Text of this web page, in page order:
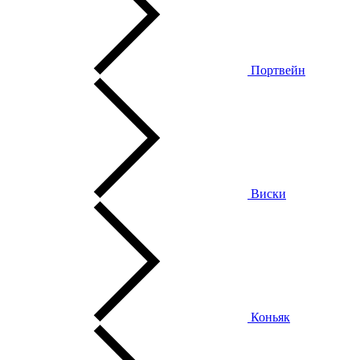
Портвейн
Виски
Коньяк